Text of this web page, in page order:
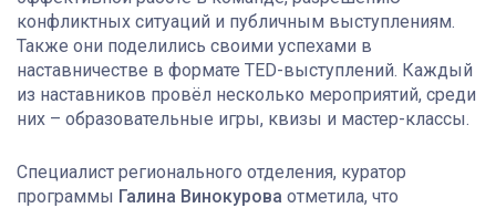
конфликтных ситуаций и публичным выступлениям.
Также они поделились своими успехами в
наставничестве в формате TED-выступлений. Каждый
из наставников провёл несколько мероприятий, среди
них – образовательные игры, квизы и мастер-классы.
Специалист регионального отделения, куратор
программы Галина Винокурова отметила, что